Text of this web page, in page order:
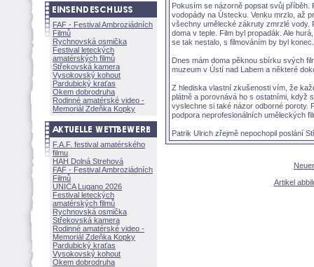
FAF - Festival Ambroziádních
Filmů
Rychnovská osmička
Festival leteckých
amatérských filmů
Střekovská kamera
Vysokovský kohout
Pardubický kraťas
Okem dobrodruha
Rodinné amatérské video -
Memoriál Zdeňka Kopky
F.A.F. festival amatérského
filmu
HAH Dolná Strehov
FAF - Festival Ambroziádních
Filmů
UNICA Lugano 2026
Festival leteckých
amatérských filmů
Rychnovská osmička
Střekovská kamera
Rodinné amatérské video -
Memoriál Zdeňka Kopky
Pardubický kraťas
Vysokovský kohout
Okem dobrodruha
Pokusím se názorně popsat svůj příběh.
vodopády na Ústecku. Venku mrzlo, až
všechny umělecké zákruty zmrzlé vody.
doma v teple. Film byl propadák. Ale
se tak nestalo, s filmováním by byl konec.
Dnes mám doma pěknou sbírku svých
muzeum v Ústí nad Labem a některé
Z hlediska vlastní zkušenosti vím, že
plátně a porovnává ho s ostatními, když
vyslechne si také názor odborné poroty.
podpora neprofesionálních uměleckých
Patrik Ulrich zřejmě nepochopil poslání
Artikel